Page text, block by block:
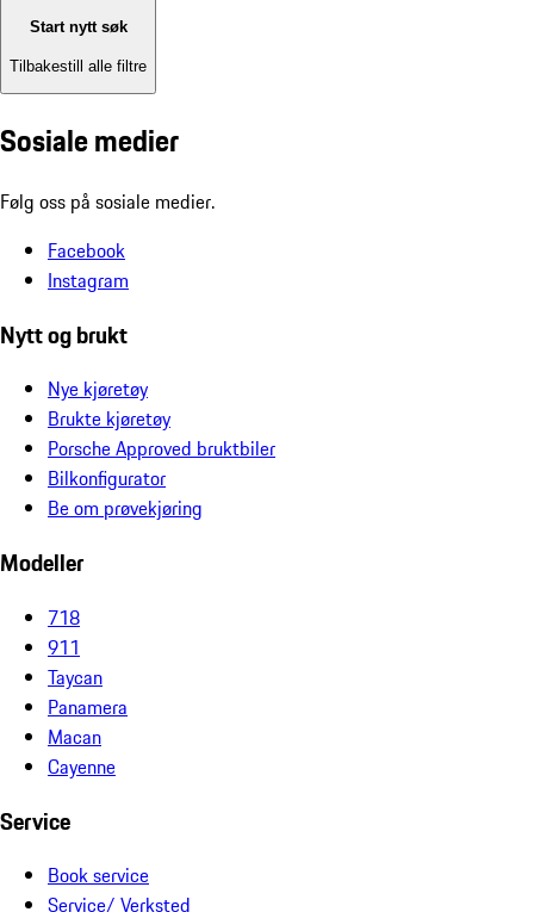
Start nytt søk
Tilbakestill alle filtre
Sosiale medier
Følg oss på sosiale medier.
Facebook
Instagram
Nytt og brukt
Nye kjøretøy
Brukte kjøretøy
Porsche Approved bruktbiler
Bilkonfigurator
Be om prøvekjøring
Modeller
718
911
Taycan
Panamera
Macan
Cayenne
Service
Book service
Service/ Verksted